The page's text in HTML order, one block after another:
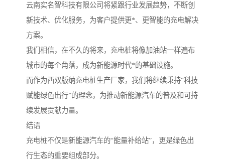
云南实名智科技有限公司将紧跟行业发展趋势，不断创
新技术、优化服务，为客户提供更*、更智能的充电解决
方案。
我们相信，在不久的将来，充电桩将像加油站一样遍布
城市的每个角落，成为新能源时代*的基础设施。
而作为西双版纳充电桩生产厂家，我们将继续秉持“科技
赋能绿色出行”的理念，为推动新能源汽车的普及和可持
续发展贡献力量。
结语
充电桩不仅是新能源汽车的“能量补给站”，更是绿色出
行生态的重要组成部分。